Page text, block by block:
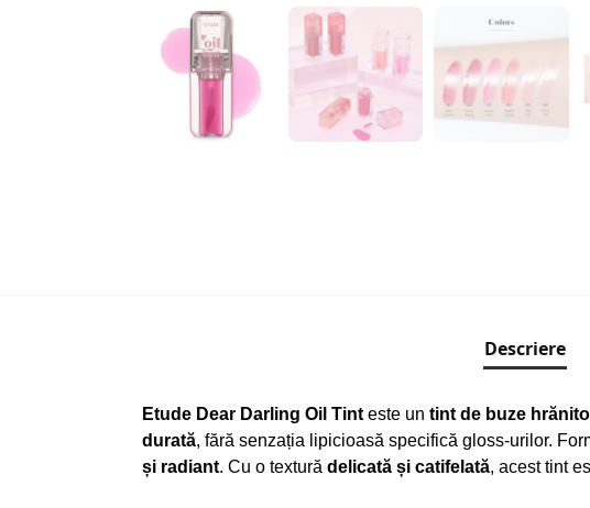
Descriere
Etude Dear Darling Oil Tinteste un tint de buze
durată, fără senzația lipicioasă specifică gloss-urilor.
și radiant. Cu o textură delicată și catifelată, acest tint